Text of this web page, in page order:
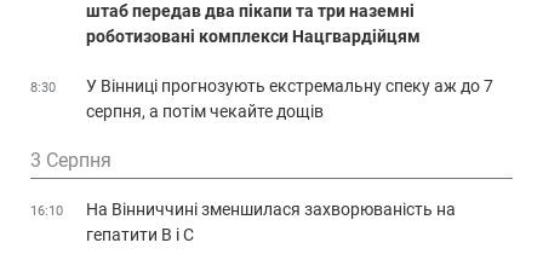
штаб передав два пікапи та три наземні
роботизовані комплекси Нацгвардійцям
8:30
У Вінниці прогнозують екстремальну спеку аж до 7
серпня, а потім чекайте дощів
3 Серпня
16:10
На Вінниччині зменшилася захворюваність на
гепатити В і С